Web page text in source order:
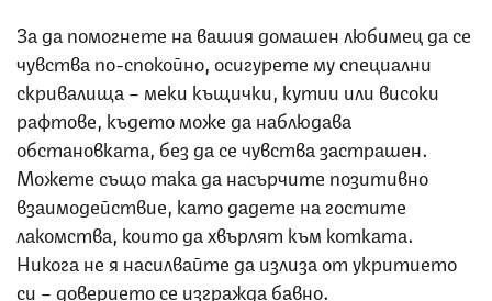
За да помогнете на вашия домашен любимец да се
чувства по-спокойно, осигурете му специални
скривалища – меки къщички, кутии или високи
рафтове, където може да наблюдава
обстановката, без да се чувства застрашен.
Можете също така да насърчите позитивно
взаимодействие, като дадете на гостите
лакомства, които да хвърлят към котката.
Никога не я насилвайте да излиза от укритието
си – доверието се изгражда бавно.